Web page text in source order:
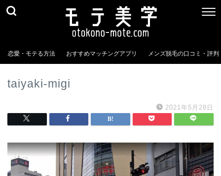
恋愛・モテる方法 おすすめマッチングアプリ メンズ脱毛の口コミ・評判
taiyaki-migi
2021年5月28日